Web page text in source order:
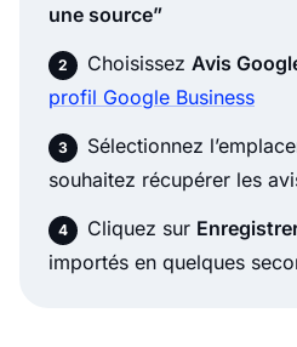
une source”
Choisissez Avis
profil Google Business
Sélectionnez
souhaitez récupérer les
Cliquez sur
importés en quelques